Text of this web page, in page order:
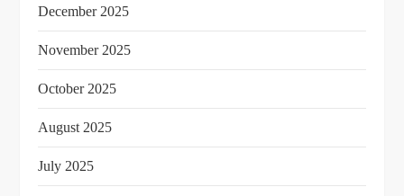
December 2025
November 2025
October 2025
August 2025
July 2025